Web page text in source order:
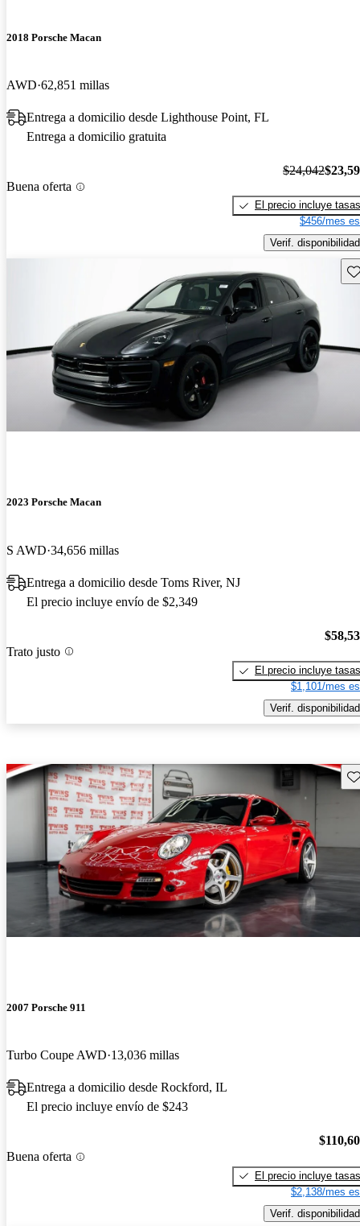
2018 Porsche Macan
AWD 62,851 millas
Entrega a domicilio desde Lighthouse Point, FL
Entrega a domicilio gratuita
Buena oferta
$24,042
El precio incluye tasas
$456/mes
Verif. disponibilidad
2023 Porsche Macan
S AWD 34,656 millas
Entrega a domicilio desde Toms River, NJ
El precio incluye envío de $2,349
Trato justo
El precio incluye tasas
$1,101/mes
Verif. disponibilidad
2007 Porsche 911
Turbo Coupe AWD 13,036 millas
Entrega a domicilio desde Rockford, IL
El precio incluye envío de $243
Buena oferta
El precio incluye tasas
$2,138/mes
Verif. disponibilidad